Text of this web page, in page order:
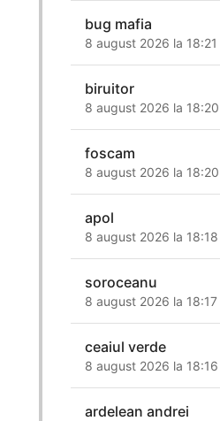
bug mafia
8 august 2026 la 18:21
biruitor
8 august 2026 la 18:20
foscam
8 august 2026 la 18:20
apol
8 august 2026 la 18:18
soroceanu
8 august 2026 la 18:17
ceaiul verde
8 august 2026 la 18:16
ardelean andrei